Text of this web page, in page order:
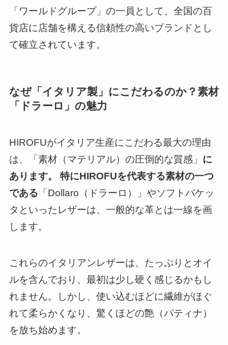
「ワールドグループ」の一員として、全国の百
貨店に店舗を構える信頼性の高いブランドとし
て確立されています。
なぜ「イタリア製」にこだわるのか？素材
「ドラーロ」の魅力
HIROFUがイタリア生産にこだわる最大の理由
は、「素材（マテリアル）の圧倒的な質感」 に
あります。 特にHIROFUを代表する素材の一つ
である 「Dollaro（ドラーロ）」やソフトバケッ
タといったレザーは、一般的な革とは一線を画
します。
これらのイタリアンレザーは、たっぷりとオイ
ルを含んでおり、最初は少し硬く感じるかもし
れません。しかし、使い込むほどに繊維がほぐ
れて柔らかくなり、驚くほどの艶（パティナ）
を放ち始めます。